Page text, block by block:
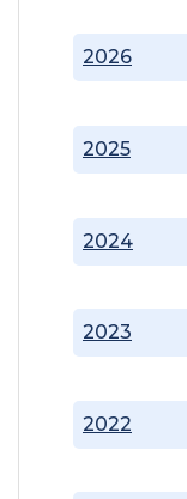
2022
2023
2024
2025
2026